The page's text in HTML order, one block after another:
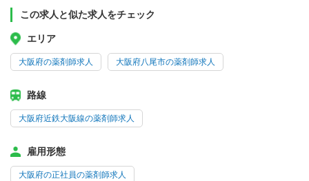
この求人と似た求人をチェック
エリア
大阪府の薬剤師求人 大阪府八尾市の薬剤師求人
路線
大阪府近鉄大阪線の薬剤師求人
雇用形態
大阪府の正社員の薬剤師求人